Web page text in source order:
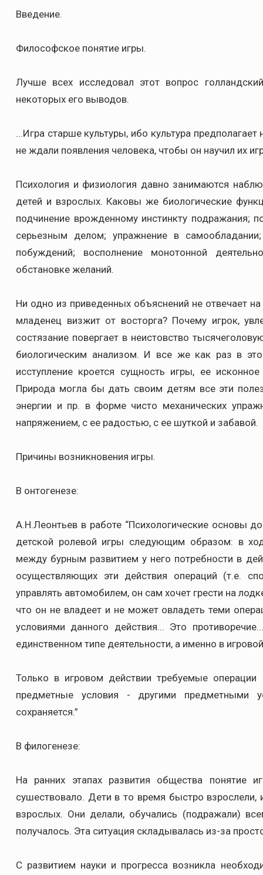
Введение.
Философское понятие игры.
Лучше всех исследовал этот вопрос
некоторых его выводов.
...Игра старше культуры, ибо культура
не ждали появления человека, чтобы он научил их
Психология и физиология давно занимаются
детей и взрослых. Каковы же биологические
подчинение врожденному инстинкту подражания;
серьезным делом; упражнение в
побуждений; восполнение монотонной
обстановке желаний.
Ни одно из приведенных объяснений не отвечает
младенец визжит от восторга? Почему игрок,
состязание повергает в неистовство
биологическим анализом. И все же как раз в
исступление кроется сущность игры, ее
Природа могла бы дать своим детям все эти
энергии и пр. в форме чисто механических
напряжением, с ее радостью, с ее шуткой и забавой.
Причины возникновения игры.
В онтогенезе:
А.Н.Леонтьев в работе “Психологические основы
детской ролевой игры следующим образом: в
между бурным развитием у него потребности в
осуществляющих эти действия операций (т.е.
управлять автомобилем, он сам хочет грести на
что он не владеет и не может овладеть теми
условиями данного действия... Это
единственном типе деятельности, а именно в
Только в игровом действии требуемые
предметные условия - другими предметными
сохраняется.”
В филогенезе:
На ранних этапах развития общества
сушествовало. Дети в то время быстро взрослели,
взрослых. Они делали, обучались (подражали)
получалось. Эта ситуация складывалась из-за
С развитием науки и прогресса возникла